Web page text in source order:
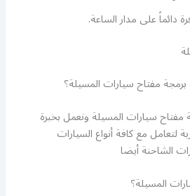
دائماً على مدار الساعة.
مفتاح سيارات المسيلة؟
سيارات المسيلة ونعمل بخبرة
لتعامل مع كافة أنواع السيارات
الشاحنة أيضا
المسيلة؟